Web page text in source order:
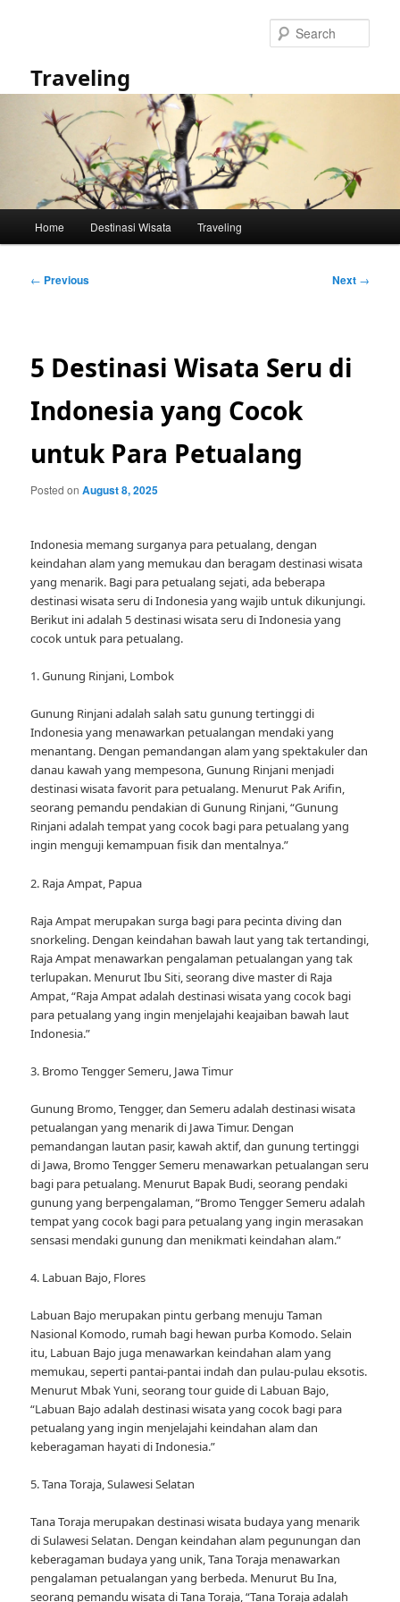
Traveling
Home Destinasi Wisata Traveling
Post
← Previous Next →
5 Destinasi Wisata Seru di
Indonesia yang Cocok
untuk Para Petualang
Posted onAugust 8, 2025
Indonesia memang surganya para petualang, dengan
keindahan alam yang memukau dan beragam destinasi wisata
yang menarik. Bagi para petualang sejati, ada beberapa
destinasi wisata seru di Indonesia yang wajib untuk dikunjungi.
Berikut ini adalah 5 destinasi wisata seru di Indonesia yang
cocok untuk para petualang.
1. Gunung Rinjani, Lombok
Gunung Rinjani adalah salah satu gunung tertinggi di
Indonesia yang menawarkan petualangan mendaki yang
menantang. Dengan pemandangan alam yang spektakuler dan
danau kawah yang mempesona, Gunung Rinjani menjadi
destinasi wisata favorit para petualang. Menurut Pak Arifin,
seorang pemandu pendakian di Gunung Rinjani, “Gunung
Rinjani adalah tempat yang cocok bagi para petualang yang
ingin menguji kemampuan fisik dan mentalnya.”
2. Raja Ampat, Papua
Raja Ampat merupakan surga bagi para pecinta diving dan
snorkeling. Dengan keindahan bawah laut yang tak tertandingi,
Raja Ampat menawarkan pengalaman petualangan yang tak
terlupakan. Menurut Ibu Siti, seorang dive master di Raja
Ampat, “Raja Ampat adalah destinasi wisata yang cocok bagi
para petualang yang ingin menjelajahi keajaiban bawah laut
Indonesia.”
3. Bromo Tengger Semeru, Jawa Timur
Gunung Bromo, Tengger, dan Semeru adalah destinasi wisata
petualangan yang menarik di Jawa Timur. Dengan
pemandangan lautan pasir, kawah aktif, dan gunung tertinggi
di Jawa, Bromo Tengger Semeru menawarkan petualangan seru
bagi para petualang. Menurut Bapak Budi, seorang pendaki
gunung yang berpengalaman, “Bromo Tengger Semeru adalah
tempat yang cocok bagi para petualang yang ingin merasakan
sensasi mendaki gunung dan menikmati keindahan alam.”
4. Labuan Bajo, Flores
Labuan Bajo merupakan pintu gerbang menuju Taman
Nasional Komodo, rumah bagi hewan purba Komodo. Selain
itu, Labuan Bajo juga menawarkan keindahan alam yang
memukau, seperti pantai-pantai indah dan pulau-pulau eksotis.
Menurut Mbak Yuni, seorang tour guide di Labuan Bajo,
“Labuan Bajo adalah destinasi wisata yang cocok bagi para
petualang yang ingin menjelajahi keindahan alam dan
keberagaman hayati di Indonesia.”
5. Tana Toraja, Sulawesi Selatan
Tana Toraja merupakan destinasi wisata budaya yang menarik
di Sulawesi Selatan. Dengan keindahan alam pegunungan dan
keberagaman budaya yang unik, Tana Toraja menawarkan
pengalaman petualangan yang berbeda. Menurut Bu Ina,
seorang pemandu wisata di Tana Toraja, “Tana Toraja adalah